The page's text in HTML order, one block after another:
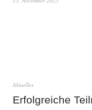
Aktuelles
Erfolgreiche